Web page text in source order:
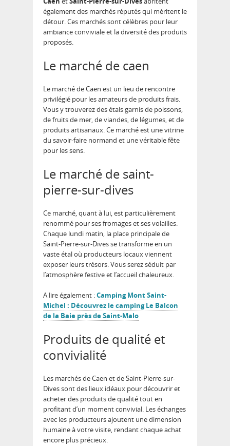
également des marchés réputés qui méritent le
détour. Ces marchés sont célèbres pour leur
ambiance conviviale et la diversité des produits
proposés.
Le marché de caen
Le marché de Caen est un lieu de rencontre
privilégié pour les amateurs de produits frais.
Vous y trouverez des étals garnis de poissons,
de fruits de mer, de viandes, de légumes, et de
produits artisanaux. Ce marché est une vitrine
du savoir-faire normand et une véritable fête
pour les sens.
Le marché de saint-
pierre-sur-dives
Ce marché, quant à lui, est particulièrement
renommé pour ses fromages et ses volailles.
Chaque lundi matin, la place principale de
Saint-Pierre-sur-Dives se transforme en un
vaste étal où producteurs locaux viennent
exposer leurs trésors. Vous serez séduit par
l’atmosphère festive et l’accueil chaleureux.
A lire également :Camping Mont Saint-
Michel : Découvrez le camping Le Balcon
de la Baie près de Saint-Malo
Produits de qualité et
convivialité
Les marchés de Caen et de Saint-Pierre-sur-
Dives sont des lieux idéaux pour découvrir et
acheter des produits de qualité tout en
profitant d’un moment convivial. Les échanges
avec les producteurs ajoutent une dimension
humaine à votre visite, rendant chaque achat
encore plus précieux.